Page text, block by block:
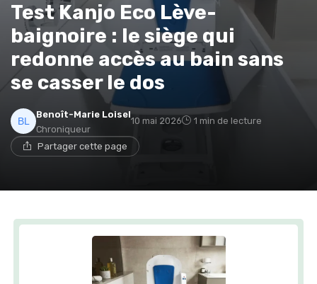
Test Kanjo Eco Lève-
baignoire : le siège qui
redonne accès au bain sans
se casser le dos
Benoît-Marie Loisel
Chroniqueur
10 mai 2026 1 min de lecture
Partager cette page